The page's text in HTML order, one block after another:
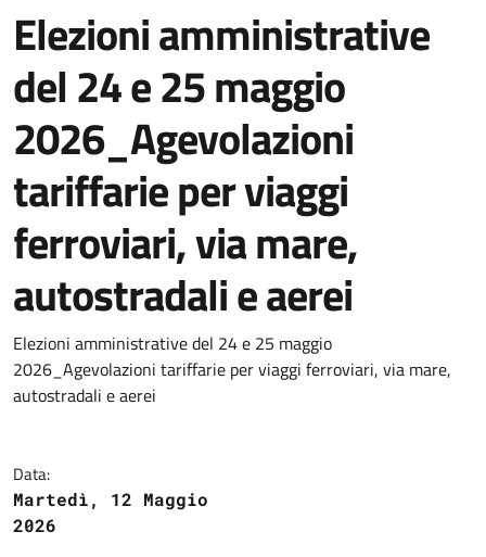
Elezioni amministrative
del 24 e 25 maggio
2026_Agevolazioni
tariffarie per viaggi
ferroviari, via mare,
autostradali e aerei
Elezioni amministrative del 24 e 25 maggio
2026_Agevolazioni tariffarie per viaggi ferroviari, via mare,
autostradali e aerei
Data:
Martedì, 12 Maggio
2026